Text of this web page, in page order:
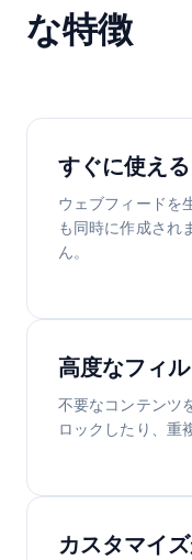
な特徴
すぐに使える
ウェブフィードを
も同時に作成され
ん。
高度なフィ
不要なコンテンツ
ロックしたり、重
カスタマイ